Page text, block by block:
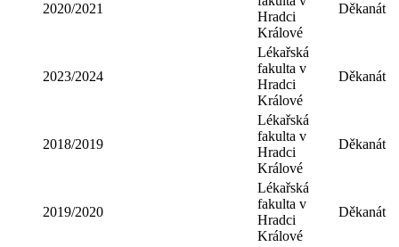
2020/2021
Hradci
Králové
Děkanát
2023/2024
Lékařská
fakulta v
Hradci
Králové
Děkanát
2018/2019
Lékařská
fakulta v
Hradci
Králové
Děkanát
2019/2020
Lékařská
fakulta v
Hradci
Králové
Děkanát